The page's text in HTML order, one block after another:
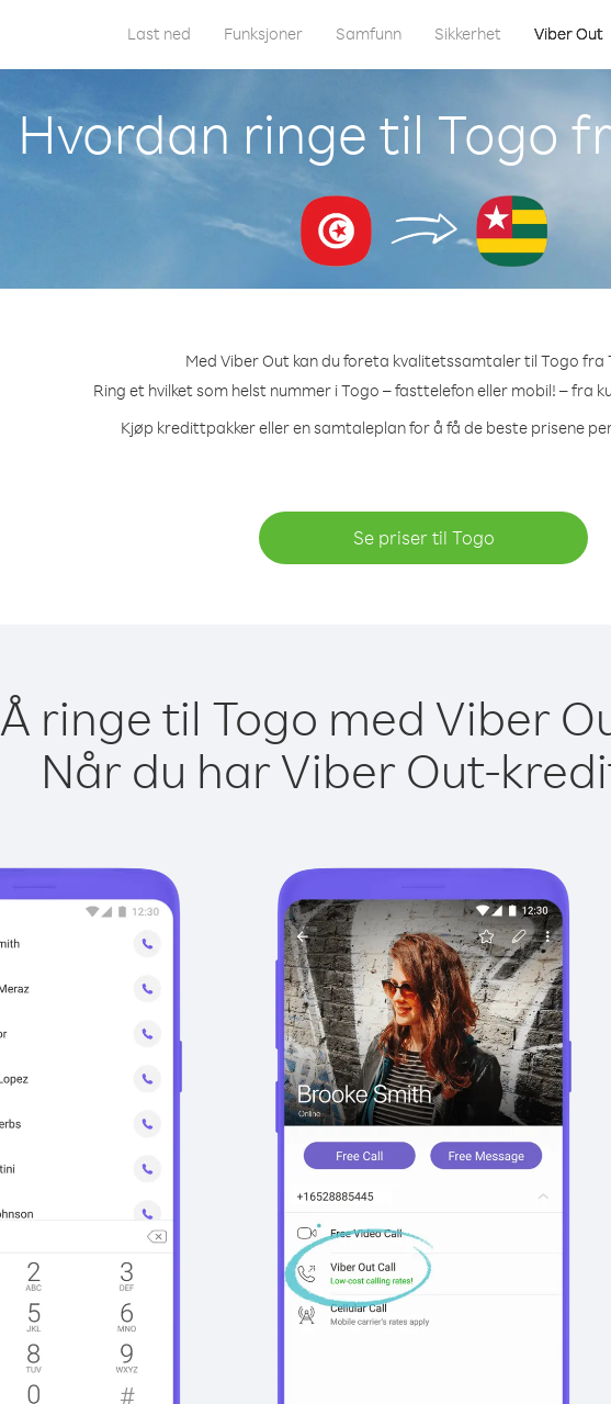
Last ned Funksjoner Samfunn Sikkerhet Viber Out
Hvordan ringe til Togo
Med Viber Out kan du foreta kvalitetssamtaler til Togo fra
Ring et hvilket som helst nummer i Togo – fasttelefon eller mobil! – fra
Kjøp kredittpakker eller en samtaleplan for å få de beste prisene
Se priser til Togo
Å ringe til Togo med Viber
Når du har Viber Out-